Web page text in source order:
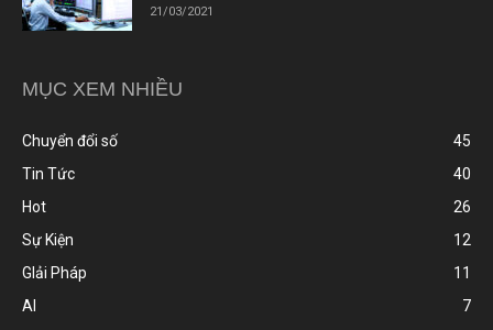
21/03/2021
MỤC XEM NHIỀU
Chuyển đổi số
45
Tin Tức
40
Hot
26
Sự Kiện
12
GIải Pháp
11
AI
7